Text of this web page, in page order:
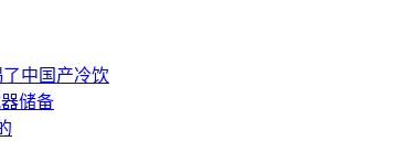
中国产冷饮
储备